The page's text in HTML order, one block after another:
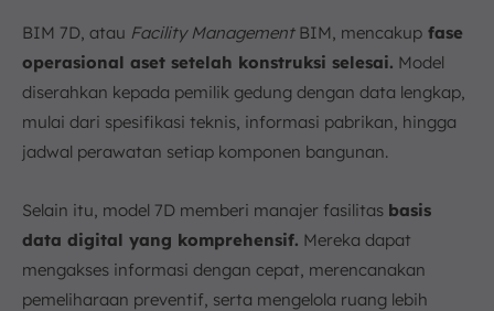
BIM 7D, atau Facility ManagementBIM, mencakup fase
operasional aset setelah konstruksi selesai. Model
diserahkan kepada pemilik gedung dengan data lengkap,
mulai dari spesifikasi teknis, informasi pabrikan, hingga
jadwal perawatan setiap komponen bangunan.
Selain itu, model 7D memberi manajer fasilitas basis
data digital yang komprehensif. Mereka dapat
mengakses informasi dengan cepat, merencanakan
pemeliharaan preventif, serta mengelola ruang lebih